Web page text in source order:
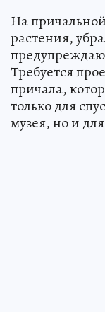
На
растения,
Требуется
причала,
только для
музея, но и